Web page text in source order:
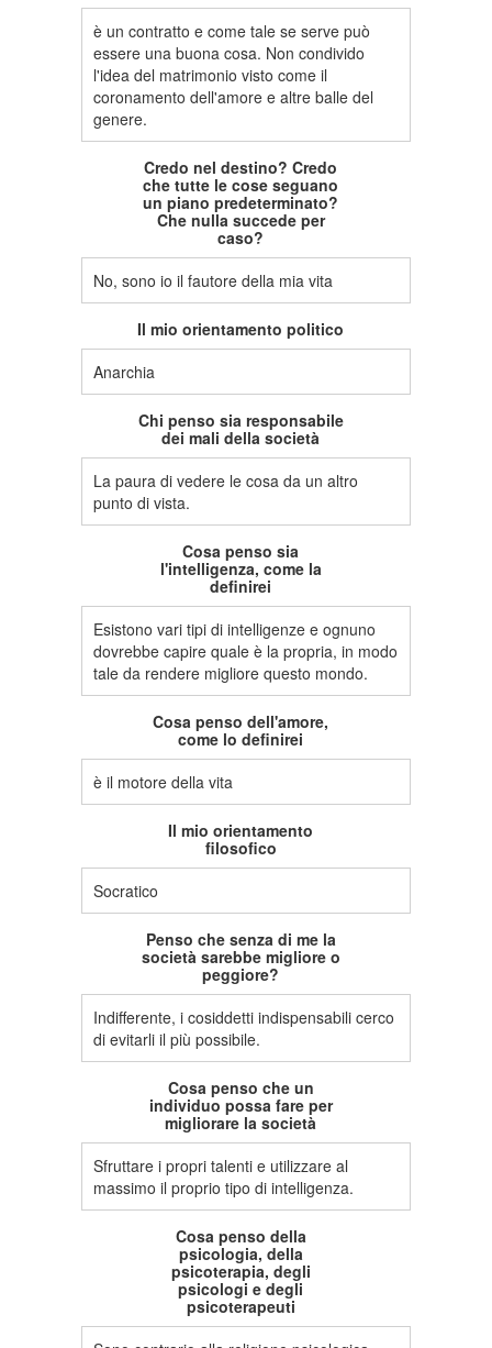
è un contratto e come tale se serve può
essere una buona cosa. Non condivido
l'idea del matrimonio visto come il
coronamento dell'amore e altre balle del
genere.
Credo nel destino? Credo
che tutte le cose seguano
un piano predeterminato?
Che nulla succede per
caso?
No, sono io il fautore della mia vita
Il mio orientamento politico
Anarchia
Chi penso sia responsabile
dei mali della società
La paura di vedere le cosa da un altro
punto di vista.
Cosa penso sia
l'intelligenza, come la
definirei
Esistono vari tipi di intelligenze e ognuno
dovrebbe capire quale è la propria, in modo
tale da rendere migliore questo mondo.
Cosa penso dell'amore,
come lo definirei
è il motore della vita
Il mio orientamento
filosofico
Socratico
Penso che senza di me la
società sarebbe migliore o
peggiore?
Indifferente, i cosiddetti indispensabili cerco
di evitarli il più possibile.
Cosa penso che un
individuo possa fare per
migliorare la società
Sfruttare i propri talenti e utilizzare al
massimo il proprio tipo di intelligenza.
Cosa penso della
psicologia, della
psicoterapia, degli
psicologi e degli
psicoterapeuti